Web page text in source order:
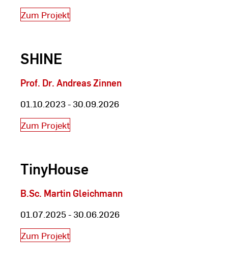
Zum Projekt
SHINE
Prof. Dr. Andreas Zinnen
01.10.2023 - 30.09.2026
Zum Projekt
TinyHouse
B.Sc. Martin Gleichmann
01.07.2025 - 30.06.2026
Zum Projekt